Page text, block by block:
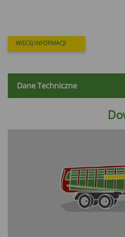
WIECEJ INFORMACJI
Dane Techniczne